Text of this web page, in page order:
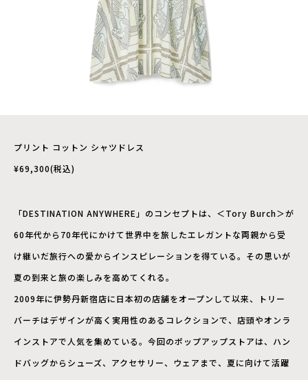
プリント コットン シャツドレス
¥69,300(税込)
「DESTINATION ANYWHERE」のコンセプトは、＜Tory Burch＞が
60年代から70年代にかけて世界中を旅したエレガントな両親から受
け継いだ旅行への愛からインスピレーションを得ている。その思いが
夏の到来と旅の楽しみを高めてくれる。
2009年に伊勢丹新宿店に日本初の店舗をオープンして以来、トリー
バーチはデザインが高く実用性のあるコレクションで、店頭やオンラ
インストアで人気を集めている。今回のポップアップストアは、ハン
ドバッグからシューズ、アクセサリー、ウェアまで、夏に向けて活躍